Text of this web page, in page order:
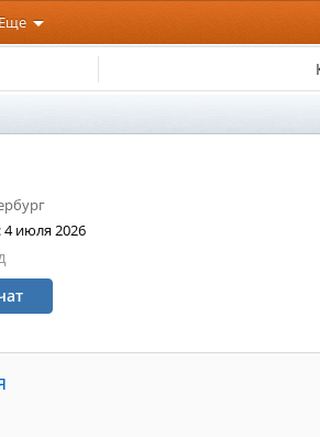
Еще
4 июля 2026